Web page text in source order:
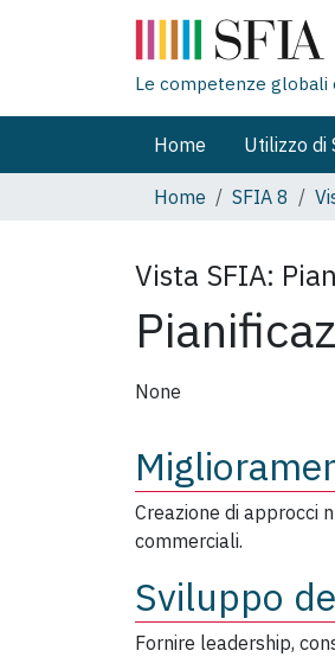
Le competenze globali
Home Utilizzo di
Home
SFIA 8
Vista SFIA:
None
Creazione di approcci
commerciali.
Sviluppo
Fornire leadership,